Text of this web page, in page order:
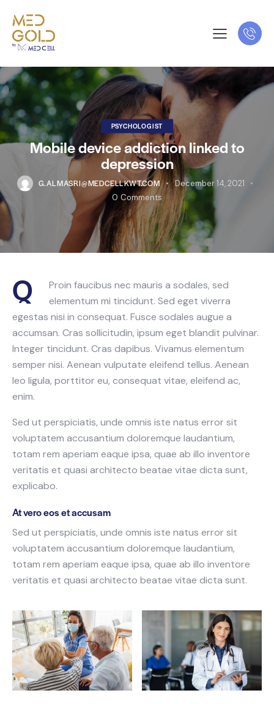
PSYCHOLOGIST
Mobile device addiction linked to
depression
G.ALMASRI@MEDCELLKWT.COM
December 14, 2021
0 Comments
Q
Proin faucibus nec mauris a sodales, sed
elementum mi tincidunt. Sed eget viverra
egestas nisi in consequat. Fusce sodales augue a
accumsan. Cras sollicitudin, ipsum eget blandit pulvinar.
Integer tincidunt. Cras dapibus. Vivamus elementum
semper nisi. Aenean vulputate eleifend tellus. Aenean
leo ligula, porttitor eu, consequat vitae, eleifend ac,
enim.
Sed ut perspiciatis, unde omnis iste natus error sit
voluptatem accusantium doloremque laudantium,
totam rem aperiam eaque ipsa, quae ab illo inventore
veritatis et quasi architecto beatae vitae dicta sunt,
explicabo.
At vero eos et accusam
Sed ut perspiciatis, unde omnis iste natus error sit
voluptatem accusantium doloremque laudantium,
totam rem aperiam eaque ipsa, quae ab illo inventore
veritatis et quasi architecto beatae vitae dicta sunt.